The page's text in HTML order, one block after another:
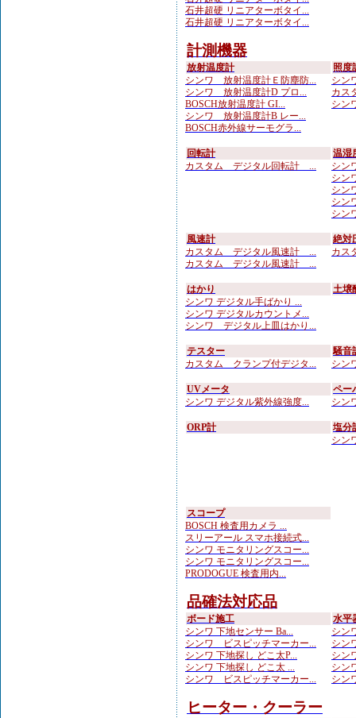
石井超硬 リニアターボタイ...
石井超硬 リニアターボタイ...
計測機器
放射温度計
シンワ 放射温度計Ｅ防塵防...
シンワ 放射温度計D プロ...
BOSCH放射温度計 GI...
シンワ 放射温度計B レー...
BOSCH赤外線サーモグラ...
照度
シン
カス
シン
回転計
カスタム デジタル回転計 ...
温湿
シン
シン
シン
シン
シン
風速計
カスタム デジタル風速計 ...
カスタム デジタル風速計 ...
絶対
カス
はかり
シンワ デジタル手ばかり ...
シンワ デジタルカウントメ...
シンワ デジタル上皿はかり...
土壌
テスター
カスタム クランプ付デジタ...
騒音
シン
UVメータ
シンワ デジタル紫外線強度...
ペー
シン
ORP計
塩分
シン
スコープ
BOSCH 検査用カメラ ...
スリーアール スマホ接続式...
シンワ モニタリングスコー...
シンワ モニタリングスコー...
PRODOGUE 検査用内...
品確法対応品
ボード施工
シンワ 下地センサー Ba...
シンワ ビスピッチマーカー...
シンワ 下地探し どこ太P...
シンワ 下地探し どこ太 ...
シンワ ビスピッチマーカー...
水平
シン
シン
シン
シン
シン
ヒーター・クーラー